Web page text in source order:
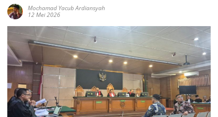
Mochamad Yacub Ardiansyah
12 Mei 2026